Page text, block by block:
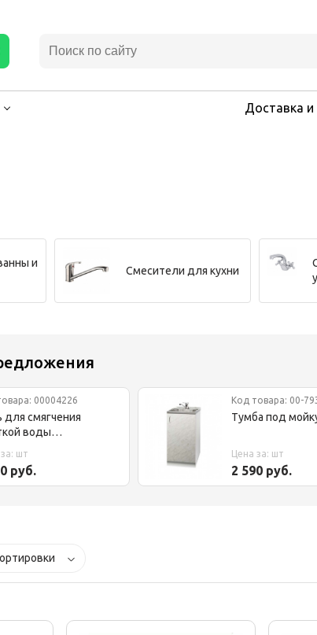
Доставка и
и
Смесители для кухни
00004226
для смягчения
воды
шт
руб.
Код товара: 00-
Тумба под
Цена за: шт
2 590 руб.